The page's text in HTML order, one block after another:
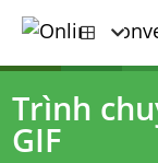
Trình
GIF